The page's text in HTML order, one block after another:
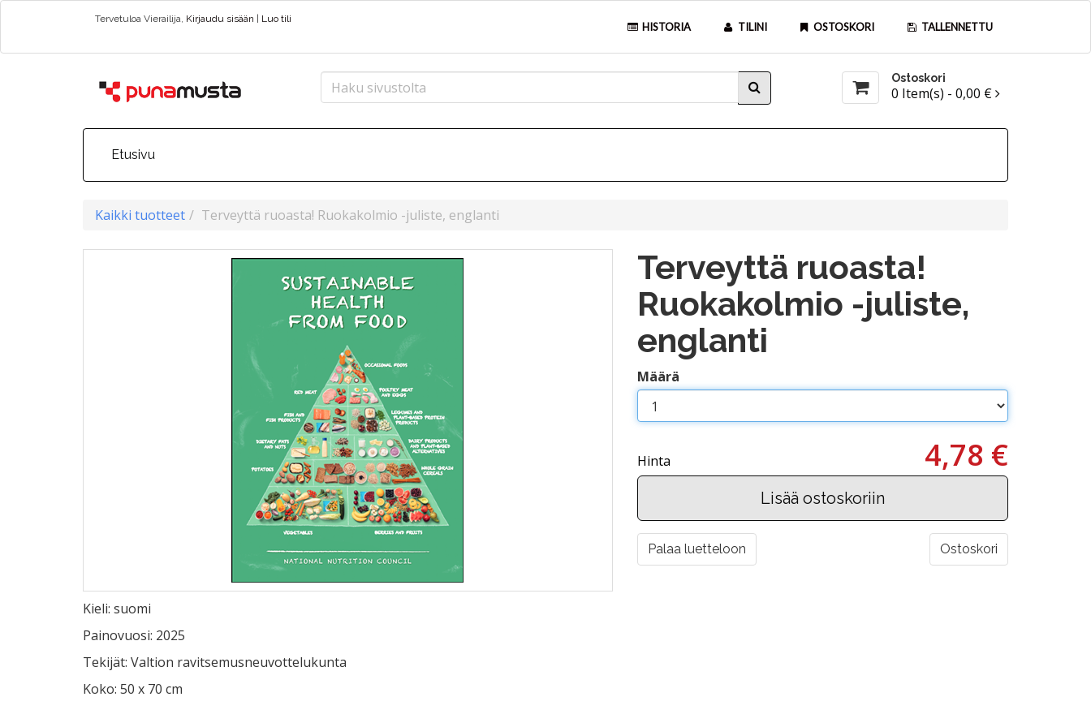
Tervetuloa Vierailija, Kirjaudu sisään Luo tili
HISTORIA TILINI OSTOSKORI TALLENNETTU
Ostoskori
0 Item(s) - 0,00 €
Etusivu
Kaikki tuotteet Terveyttä ruoasta! Ruokakolmio -juliste, englanti
Kieli: suomi
Painovuosi: 2025
Tekijät: Valtion ravitsemusneuvottelukunta
Koko: 50 x 70 cm
Terveyttä ruoasta!
Ruokakolmio -juliste,
englanti
Määrä
Hinta 4,78 €
Palaa luetteloon Ostoskori